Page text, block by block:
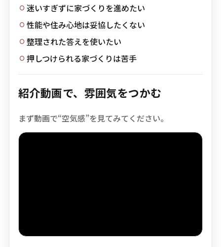
迷いすぎずに家づくりを進めたい
性能や住み心地は妥協したくない
整理された答えを使いたい
押しつけられる家づくりは苦手
紹介動画で、雰囲気をつかむ
まず動画で“空気感”を見てみてください。